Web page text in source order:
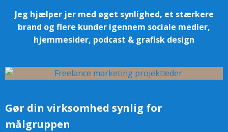
Jeg hjælper jer med øget synlighed, et stærkere
brand og flere kunder igennem sociale medier,
hjemmesider, podcast & grafisk design
Gør din virksomhed synlig for
målgruppen